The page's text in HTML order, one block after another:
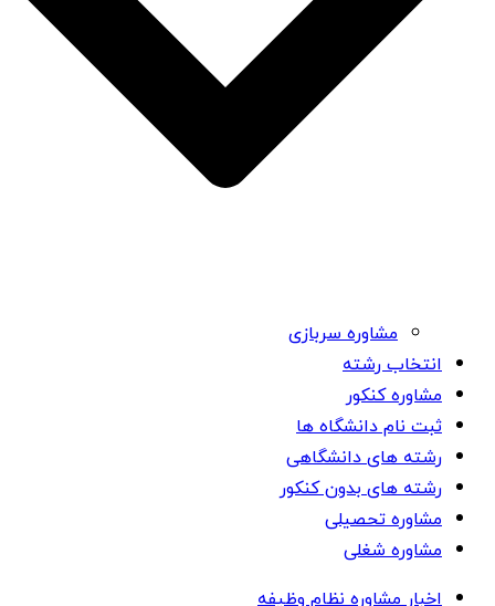
مشاوره سربازی
انتخاب رشته
مشاوره کنکور
ثبت نام دانشگاه ها
رشته های دانشگاهی
رشته های بدون کنکور
مشاوره تحصیلی
مشاوره شغلی
اخبار مشاوره نظام وظیفه